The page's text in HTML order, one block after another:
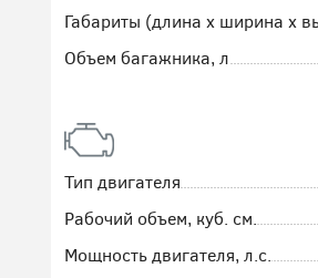
Габариты (длина х ширина х
Объем багажника, л
Тип двигателя
Рабочий объем, куб. см.
Мощность двигателя, л.с.